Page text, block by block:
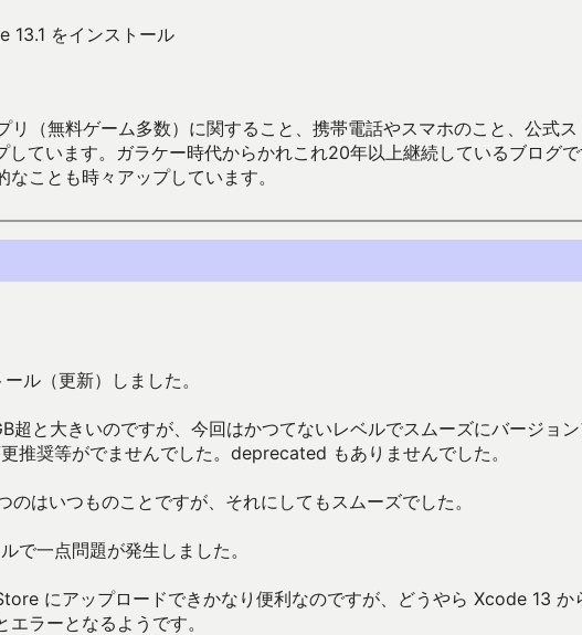
13.1 をインストール
（無料ゲーム多数）に関すること、携帯電話やスマホのこと、公式
しています。ガラケー時代からかれこれ20年以上継続しているブロ
ことも時々アップしています。
ル（更新）しました。
超と大きいのですが、今回はかつてないレベルでスムーズにバージョ
推奨等がでませんでした。deprecated もありませんでした。
はいつものことですが、それにしてもスムーズでした。
で一点問題が発生しました。
にアップロードできかなり便利なのですが、どうやら Xcode 13 か
ラーとなるようです。